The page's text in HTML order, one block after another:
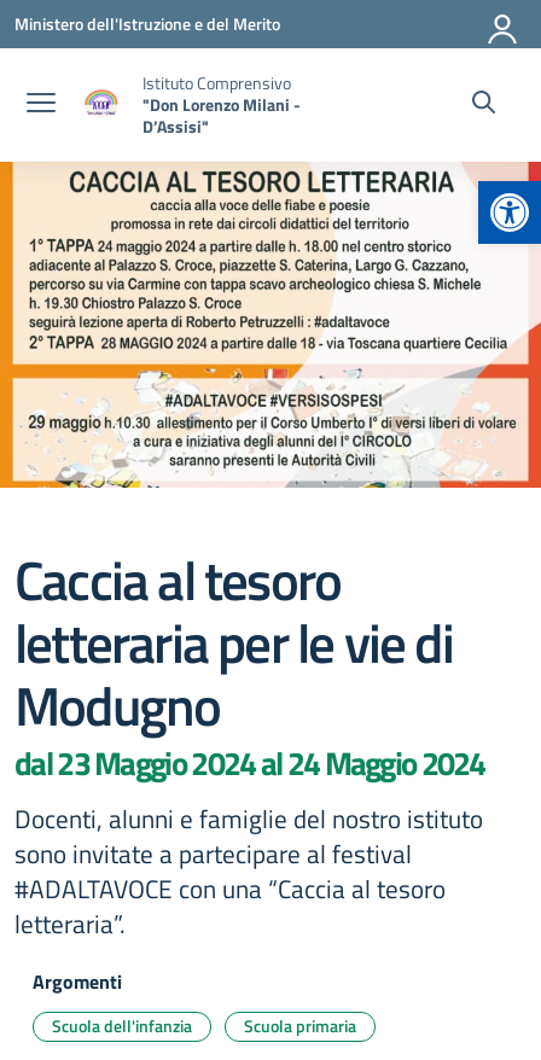
Vai ai contenuti
Vai al menu di navigazione
Vai al footer
Ministero dell'Istruzione e del Merito
Istituto Comprensivo
"Don Lorenzo Milani -
D’Assisi"
Caccia al tesoro
letteraria per le vie di
Modugno
dal 23 Maggio 2024 al 24 Maggio 2024
Docenti, alunni e famiglie del nostro istituto
sono invitate a partecipare al festival
#ADALTAVOCE con una “Caccia al tesoro
letteraria”.
Argomenti
Scuola dell'infanzia Scuola primaria